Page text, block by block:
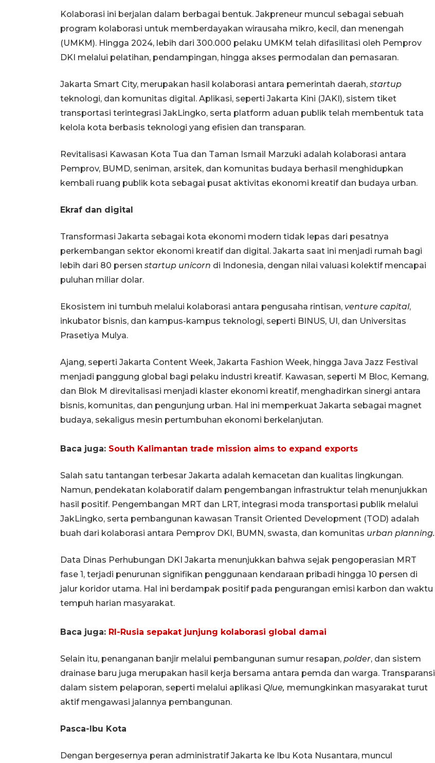
Kolaborasi ini berjalan dalam berbagai bentuk. Jakpreneur muncul sebagai sebuah
program kolaborasi untuk memberdayakan wirausaha mikro, kecil, dan menengah
(UMKM). Hingga 2024, lebih dari 300.000 pelaku UMKM telah difasilitasi oleh Pemprov
DKI melalui pelatihan, pendampingan, hingga akses permodalan dan pemasaran.
Jakarta Smart City, merupakan hasil kolaborasi antara pemerintah daerah, startup
teknologi, dan komunitas digital. Aplikasi, seperti Jakarta Kini (JAKI), sistem tiket
transportasi terintegrasi JakLingko, serta platform aduan publik telah membentuk tata
kelola kota berbasis teknologi yang efisien dan transparan.
Revitalisasi Kawasan Kota Tua dan Taman Ismail Marzuki adalah kolaborasi antara
Pemprov, BUMD, seniman, arsitek, dan komunitas budaya berhasil menghidupkan
kembali ruang publik kota sebagai pusat aktivitas ekonomi kreatif dan budaya urban.
Ekraf dan digital
Transformasi Jakarta sebagai kota ekonomi modern tidak lepas dari pesatnya
perkembangan sektor ekonomi kreatif dan digital. Jakarta saat ini menjadi rumah bagi
lebih dari 80 persen startup unicorn di Indonesia, dengan nilai valuasi kolektif mencapai
puluhan miliar dolar.
Ekosistem ini tumbuh melalui kolaborasi antara pengusaha rintisan, venture capital,
inkubator bisnis, dan kampus-kampus teknologi, seperti BINUS, UI, dan Universitas
Prasetiya Mulya.
Ajang, seperti Jakarta Content Week, Jakarta Fashion Week, hingga Java Jazz Festival
menjadi panggung global bagi pelaku industri kreatif. Kawasan, seperti M Bloc, Kemang,
dan Blok M direvitalisasi menjadi klaster ekonomi kreatif, menghadirkan sinergi antara
bisnis, komunitas, dan pengunjung urban. Hal ini memperkuat Jakarta sebagai magnet
budaya, sekaligus mesin pertumbuhan ekonomi berkelanjutan.
Baca juga: South Kalimantan trade mission aims to expand exports
Salah satu tantangan terbesar Jakarta adalah kemacetan dan kualitas lingkungan.
Namun, pendekatan kolaboratif dalam pengembangan infrastruktur telah menunjukkan
hasil positif. Pengembangan MRT dan LRT, integrasi moda transportasi publik melalui
JakLingko, serta pembangunan kawasan Transit Oriented Development (TOD) adalah
buah dari kolaborasi antara Pemprov DKI, BUMN, swasta, dan komunitas urban planning.
Data Dinas Perhubungan DKI Jakarta menunjukkan bahwa sejak pengoperasian MRT
fase 1, terjadi penurunan signifikan penggunaan kendaraan pribadi hingga 10 persen di
jalur koridor utama. Hal ini berdampak positif pada pengurangan emisi karbon dan waktu
tempuh harian masyarakat.
Baca juga: RI-Rusia sepakat junjung kolaborasi global damai
Selain itu, penanganan banjir melalui pembangunan sumur resapan, polder, dan sistem
drainase baru juga merupakan hasil kerja bersama antara pemda dan warga. Transparansi
dalam sistem pelaporan, seperti melalui aplikasi Qlue, memungkinkan masyarakat turut
aktif mengawasi jalannya pembangunan.
Pasca-Ibu Kota
Dengan bergesernya peran administratif Jakarta ke Ibu Kota Nusantara, muncul
Sidang putusan terdakwa
pembunuhan Brigadir Nurhadi
10 March 2026 12:55 WIB
laki